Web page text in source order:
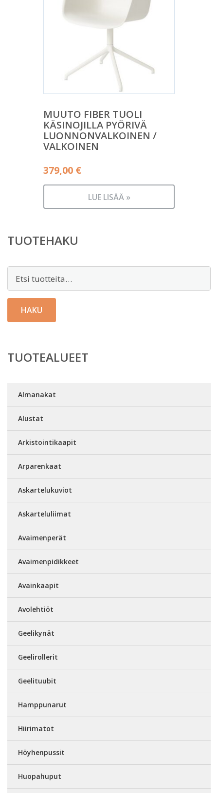
MUUTO FIBER TUOLI
KÄSINOJILLA PYÖRIVÄ
LUONNONVALKOINEN /
VALKOINEN
379,00 €
LUE LISÄÄ »
TUOTEHAKU
HAKU
TUOTEALUEET
Almanakat
Alustat
Arkistointikaapit
Arparenkaat
Askartelukuviot
Askarteluliimat
Avaimenperät
Avaimenpidikkeet
Avainkaapit
Avolehtiöt
Geelikynät
Geelirollerit
Geelituubit
Hamppunarut
Hiirimatot
Höyhenpussit
Huopahuput